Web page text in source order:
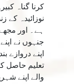
کرنا گناہ
نوزائیدہ کے
ہے۔ اور
جنہوں نے
اپنے دروازے
تعلیم حاصل
والے اپنے